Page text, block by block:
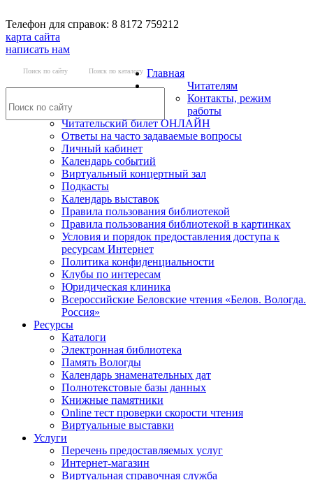
Телефон для справок: 8 8172 759212
карта сайта
написать нам
Поиск по сайту Поиск по каталогу Главная
Читателям
Контакты, режим
работы
Читательский билет ОНЛАЙН
Ответы на часто задаваемые вопросы
Личный кабинет
Календарь событий
Виртуальный концертный зал
Подкасты
Календарь выставок
Правила пользования библиотекой
Правила пользования библиотекой в картинках
Условия и порядок предоставления доступа к
ресурсам Интернет
Политика конфиденциальности
Клубы по интересам
Юридическая клиника
Всероссийские Беловские чтения «Белов. Вологда.
Россия»
Ресурсы
Каталоги
Электронная библиотека
Память Вологды
Календарь знаменательных дат
Полнотекстовые базы данных
Книжные памятники
Online тест проверки скорости чтения
Виртуальные выставки
Услуги
Перечень предоставляемых услуг
Интернет-магазин
Виртуальная справочная служба